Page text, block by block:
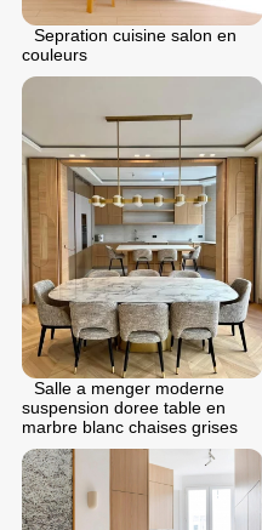
Sepration cuisine salon en
couleurs
Salle a menger moderne
suspension doree table en
marbre blanc chaises grises